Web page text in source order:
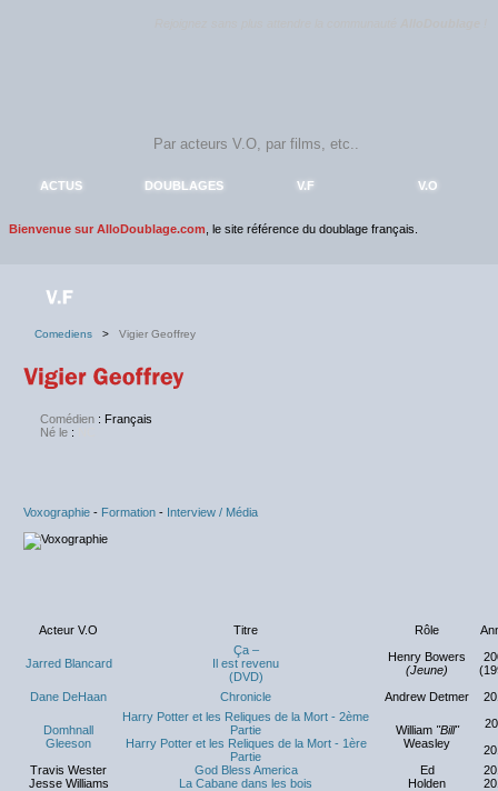
ACTUS DOUBLAGES V.F V.O
Bienvenue sur AlloDoublage.com , le site référence du doublage français.
Comediens > Vigier Geoffrey
Comédien : Français
Né le :
Voxographie - Formation - Interview / Média
Acteur V.O Titre Rôle
Jarred Blancard
Ça –
Il est revenu
(DVD)
Henry Bowers
(Jeune)
Dane DeHaan
Chronicle Andrew Detmer
Domhnall
Gleeson
Harry Potter et les Reliques de la Mort - 2ème
Partie
William "Bill"
Weasley
Harry Potter et les Reliques de la Mort - 1ère
Partie
Travis Wester
God Bless America Ed
Jesse Williams
La Cabane dans les bois Holden